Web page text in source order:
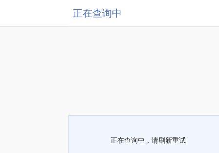
正在查询中
正在查询中，请刷新重试